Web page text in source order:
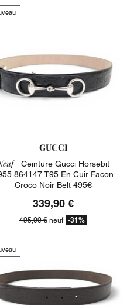
GUCCI
| Ceinture Gucci Horsebit
864147 T95 En Cuir Facon
Croco Noir Belt 495€
339,90 €
495,00 € neuf -31%